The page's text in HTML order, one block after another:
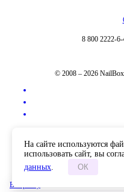
В корзину
8 800 2222-6-
© 2008 – 2026
На сайте используются
использовать сайт, вы
данных. ОК